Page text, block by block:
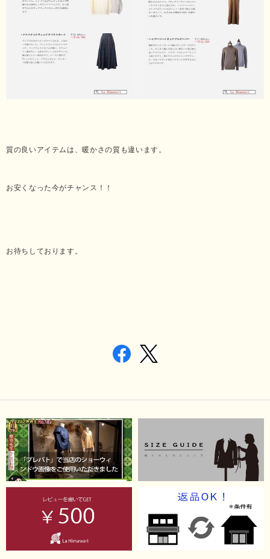
質の良いアイテムは、暖かさの質も違います。
お安くなった今がチャンス！！
お待ちしております。